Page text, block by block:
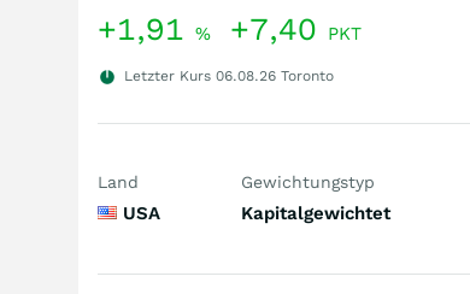
+1,91 % +7,40 PKT
Letzter Kurs 06.08.26 Toronto
Land
USA
Gewichtungstyp
Kapitalgewichtet